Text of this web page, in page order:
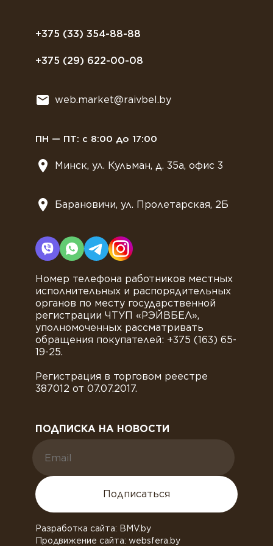
+375 (33) 354-88-88
+375 (29) 622-00-08
web.market@raivbel.by
ПН — ПТ: с 8:00 до 17:00
Минск, ул. Кульман, д. 35а, офис 3
Барановичи, ул. Пролетарская, 2Б
Номер телефона работников местных
исполнительных и распорядительных
органов по месту государственной
регистрации ЧТУП «РЭЙВБЕЛ»,
уполномоченных рассматривать
обращения покупателей: +375 (163) 65-
19-25.
Регистрация в торговом реестре
387012 от 07.07.2017.
ПОДПИСКА НА НОВОСТИ
Подписаться
Договор оферты
Разработка сайта: BMV.by
Продвижение сайта: websfera.by